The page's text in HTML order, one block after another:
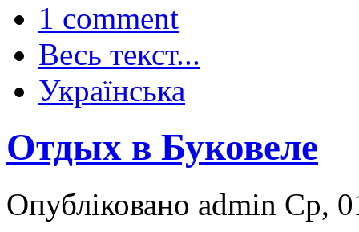
1 comment
Весь текст...
Українська
Отдых в Буковеле
Опубліковано admin Ср,